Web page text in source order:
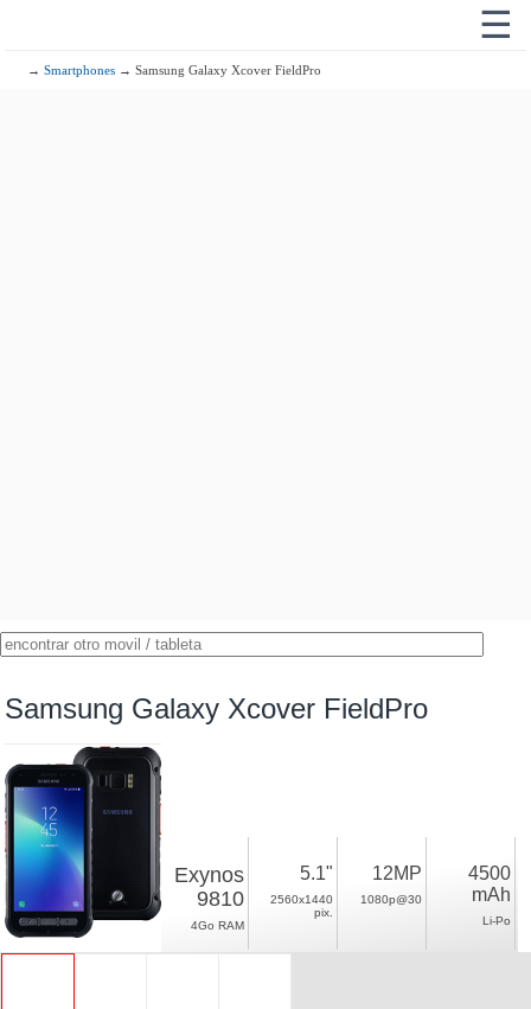
☰
→Smartphones → Samsung Galaxy Xcover FieldPro
Samsung Galaxy Xcover FieldPro
Exynos
9810
4Go RAM
5.1"
2560x1440
pix.
12MP
1080p@30
4500
mAh
Li-Po